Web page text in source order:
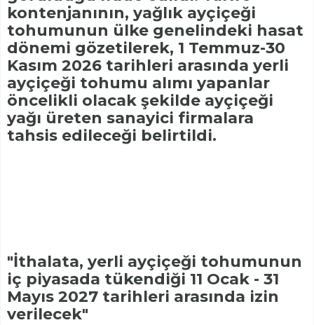
kontenjanının, yağlık ayçiçeği
tohumunun ülke genelindeki hasat
dönemi gözetilerek, 1 Temmuz-30
Kasım 2026 tarihleri arasında yerli
ayçiçeği tohumu alımı yapanlar
öncelikli olacak şekilde ayçiçeği
yağı üreten sanayici firmalara
tahsis edileceği belirtildi.
"İthalata, yerli ayçiçeği tohumunun
iç piyasada tükendiği 11 Ocak - 31
Mayıs 2027 tarihleri arasında izin
verilecek"